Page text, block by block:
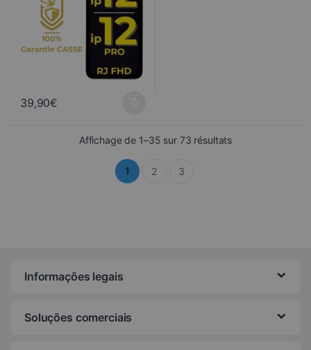
39,90€
Affichage de 1–35 sur 73 résultatsTrié du plus
1 2 3
Informações legais
Soluções comerciais